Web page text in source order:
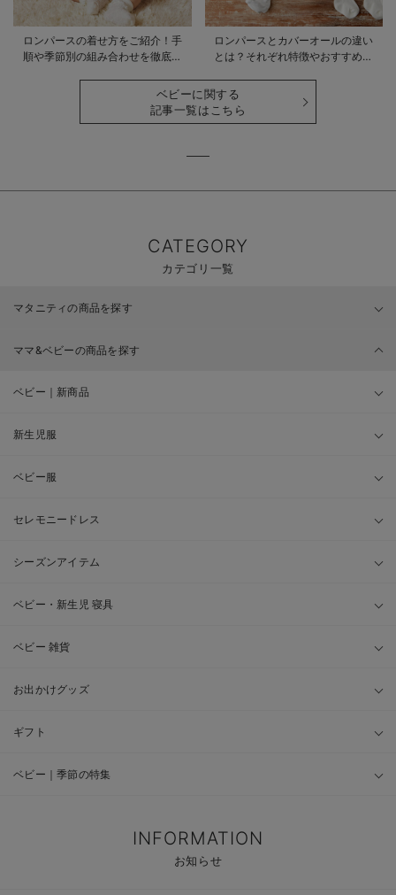
ロンパースの着せ方をご紹介！手
順や季節別の組み合わせを徹底解
ロンパースとカバーオールの違い
とは？それぞれ特徴やおすすめ商
ベビーに関する
記事一覧はこちら
CATEGORY
カテゴリ一覧
マタニティの商品を探す
ママ&ベビーの商品を探す
ベビー｜新商品
新生児服
ベビー服
セレモニードレス
シーズンアイテム
ベビー・新生児 寝具
ベビー 雑貨
お出かけグッズ
ギフト
ベビー｜季節の特集
INFORMATION
お知らせ